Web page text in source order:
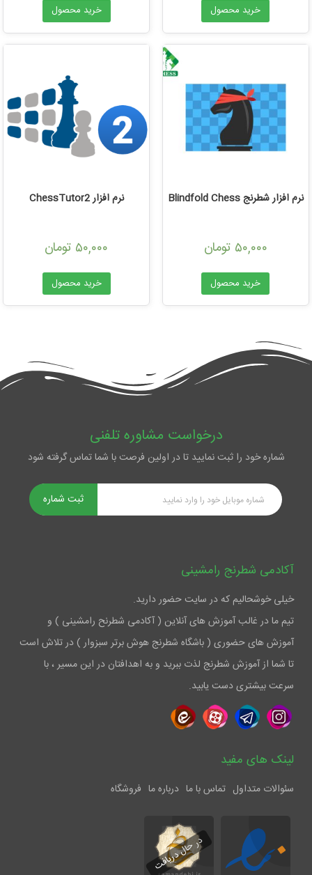
خرید محصول خرید محصول
نرم افزار شطرنج Blindfold Chess
۵۰,۰۰۰ تومان
خرید محصول
نرم افزار ChessTutor2
۵۰,۰۰۰ تومان
خرید محصول
درخواست مشاوره تلفنی
شماره خود را ثبت نمایید تا در اولین فرصت با شما تماس گرفته شود
ثبت شماره
آکادمی شطرنج رامشینی
خیلی خوشحالیم که در سایت حضور دارید.
تیم ما در غالب آموزش های آنلاین ( آکادمی شطرنح رامشینی ) و
آموزش های حضوری ( باشگاه شطرنج هوش برتر سبزوار ) در تلاش است
تا شما از آموزش شطرنج لذت ببرید و به اهدافتان در این مسیر ، با
سرعت بیشتری دست یابید.
لینک های مفید
سئوالات متداول تماس با ما درباره ما فروشگاه
در حال دریافت